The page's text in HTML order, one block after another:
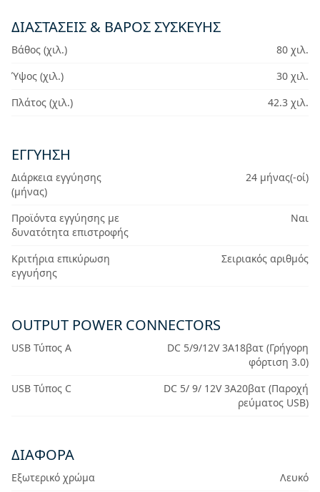
ΔΙΑΣΤΆΣΕΙΣ & ΒΆΡΟΣ ΣΥΣΚΕΥΉΣ
Βάθος (χιλ.)
80 χιλ.
Ύψος (χιλ.)
30 χιλ.
Πλάτος (χιλ.)
42.3 χιλ.
ΕΓΓΎΗΣΗ
Διάρκεια εγγύησης
(μήνας)
24 μήνας(-οί)
Προϊόντα εγγύησης με
δυνατότητα επιστροφής
Ναι
Κριτήρια επικύρωση
εγγυήσης
Σειριακός αριθμός
OUTPUT POWER CONNECTORS
USB Τύπος Α
DC 5/9/12V 3Α18βατ (Γρήγορη
φόρτιση 3.0)
USB Τύπος C
DC 5/ 9/ 12V 3Α20βατ (Παροχή
ρεύματος USB)
ΔΙΆΦΟΡΑ
Εξωτερικό χρώμα
Λευκό